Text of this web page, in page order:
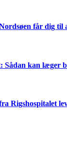
får dig til
Sådan kan læger
Rigshospitalet